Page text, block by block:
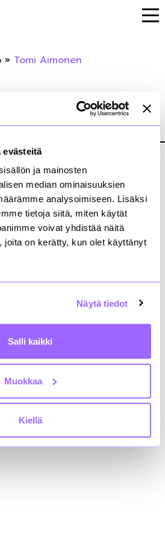
evästeitä
ja mainosten
median ominaisuuksien
analysoimiseen. Lisäksi
tietoja siitä, miten käytät
voivat yhdistää näitä
joita on kerätty, kun olet käyttänyt
Näytä tiedot
Salli kaikki
Muokkaa
Kiellä
» Tomi Aimonen
ja rakennuttajat Rakli ry
ja rakennuttajat Rakli ry:n